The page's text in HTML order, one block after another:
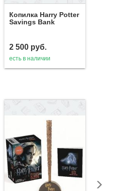
Копилка Harry Potter
Savings Bank
2 500 руб.
есть в наличии